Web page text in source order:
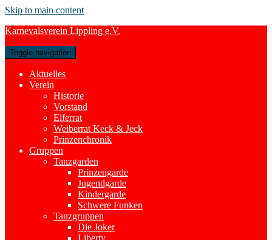
Skip to main content
Karnevalsverein Lippling e.V.
Toggle navigation
Aktuelles
Verein
Historie
Vorstand
Elferrat
Weiberrat Keck & Jeck
Prinzenchronik
Gruppen
Tanzgarden
Prinzengarde
Jugendgarde
Kindergarde
Schwere Funken
Tanzgruppen
Die Joker
Liberty